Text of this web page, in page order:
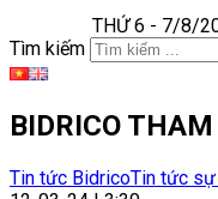
THỨ 6 - 7/8/
Tìm kiếm
BIDRICO
Tin tức BidricoTin tức sự